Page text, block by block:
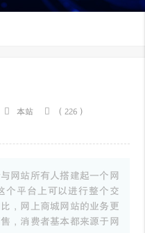
本站
（226）
网站所有人搭建起一个网
个平台上可以进行整个交
，网上商城网站的业务更
，消费者基本都来源于网